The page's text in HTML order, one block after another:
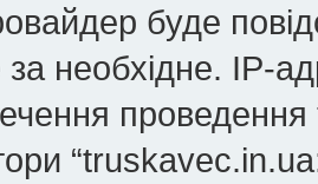
буде
необхідне. IP-
проведення